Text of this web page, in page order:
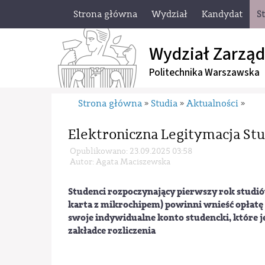
Strona główna Wydział Kandydat
Wydział
Politechnika Warszawska
Strona główna » Studia » Aktualności »
Elektroniczna Legitymacja
Opublikowano: 23.09.2025 03:58
Autor: Agata Maciszewska
Studenci rozpoczynający pierwszy rok
karta z mikrochipem) powinni wnieść
swoje indywidualne konto studencki, które
zakładce rozliczenia